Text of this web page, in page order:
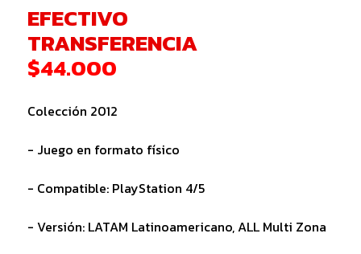
EFECTIVO
TRANSFERENCIA
$44.000
Colección 2012
- Juego en formato físico
- Compatible: PlayStation 4/5
- Versión: LATAM Latinoamericano, ALL Multi Zona